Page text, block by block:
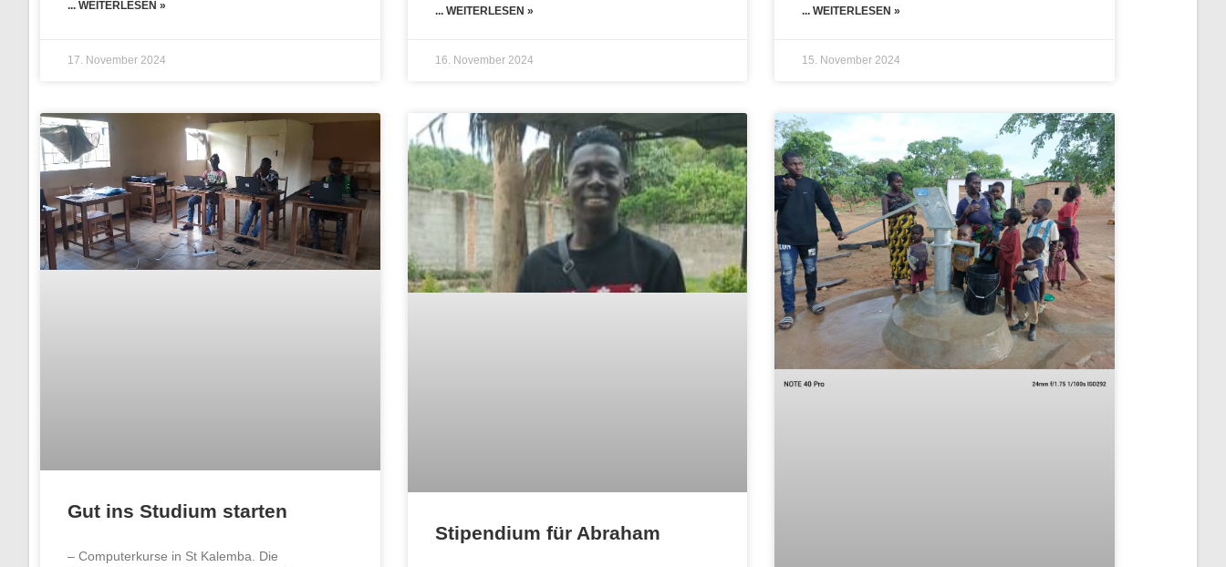
... WEITERLESEN »
17. November 2024
... WEITERLESEN »
16. November 2024
... WEITERLESEN »
15. November 2024
Gut ins Studium starten
– Computerkurse in St Kalemba. Die
Stipendium für Abraham